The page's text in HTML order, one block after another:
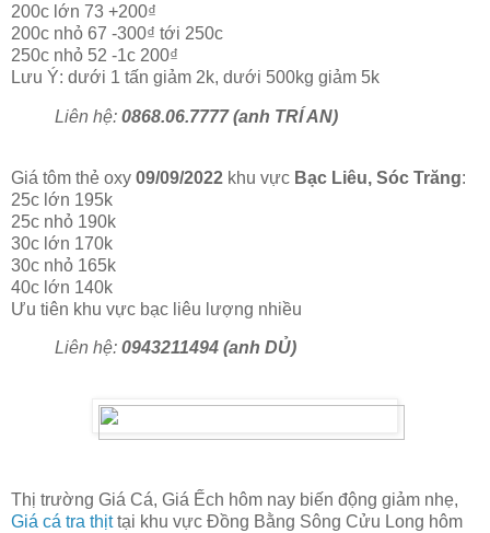
200c lớn 73 +200₫
200c nhỏ 67 -300₫ tới 250c
250c nhỏ 52 -1c 200₫
Lưu Ý: dưới 1 tấn giảm 2k, dưới 500kg giảm 5k
Liên hệ: 0868.06.7777 (anh TRÍ AN)
Giá tôm thẻ oxy 09/09/2022 khu vực Bạc Liêu, Sóc Trăng:
25c lớn 195k
25c nhỏ 190k
30c lớn 170k
30c nhỏ 165k
40c lớn 140k
Ưu tiên khu vực bạc liêu lượng nhiều
Liên hệ: 0943211494 (anh DỦ)
Thị trường Giá Cá, Giá Ếch hôm nay biến động giảm nhẹ,
Giá cá tra thịttại khu vực Đồng Bằng Sông Cửu Long hôm